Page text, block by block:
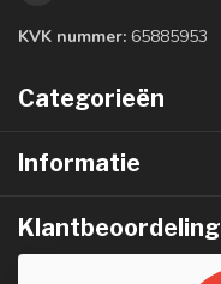
KVK nummer: 65885953
Categorieën
Informatie